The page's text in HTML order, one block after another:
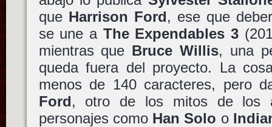
que Harrison Ford, ese que
se une a The Expendables 3
mientras que Bruce Willis, una
queda fuera del proyecto. La
menos de 140 caracteres, pero
Ford, otro de los mitos de los
personajes como Han Solo o